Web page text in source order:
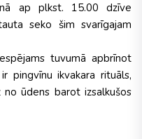
ap plkst. 15.00 dzīve
seko šim svarīgajam
tuvumā apbrīnot
pingvīnu ikvakara rituāls,
no ūdens barot izsalkušos